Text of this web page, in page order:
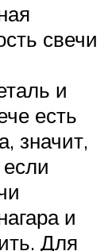
свечи
и
есть
значит,
и
Для